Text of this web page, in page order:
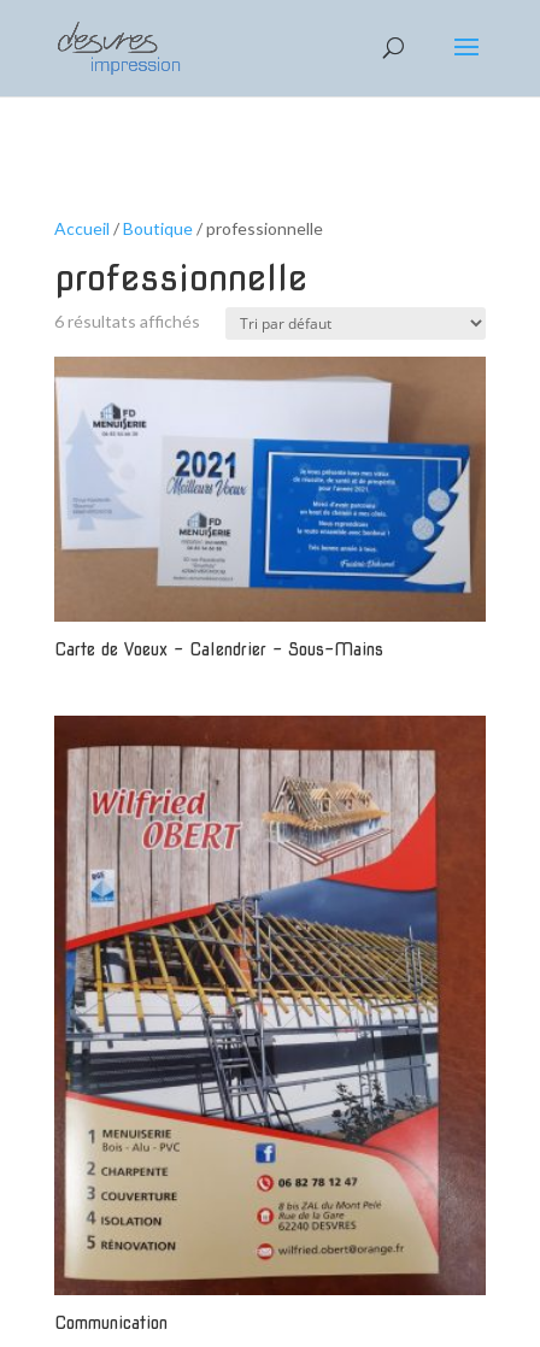
AHA 1
Accueil /Boutique/ professionnelle
professionnelle
6 résultats affichés
Carte de Voeux – Calendrier – Sous-Mains
Communication